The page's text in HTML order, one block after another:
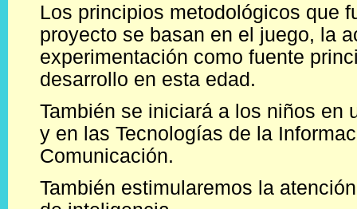
Los principios metodológicos que
proyecto se basan en el juego, la
experimentación como fuente
desarrollo en esta edad.
También se iniciará a los niños en
y en las Tecnologías de la
Comunicación.
También estimularemos la